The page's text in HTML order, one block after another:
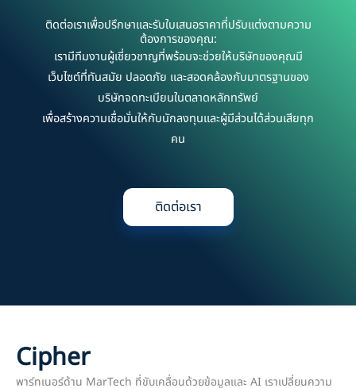
ติดต่อเราเพื่อปรึกษาและรับใบเสนอราคาที่ปรับแต่งตามความ
ต้องการของคุณ:
เรามีทีมงานผู้เชี่ยวชาญที่พร้อมจะช่วยให้บริษัทของคุณมี
เว็บไซต์ที่ทันสมัย ปลอดภัย และสอดคล้องกับมาตรฐานของ
บริษัทจดทะเบียนในตลาดหลักทรัพย์
เพื่อสร้างความเชื่อมั่นให้กับนักลงทุนและผู้มีส่วนได้ส่วนเสียทุก
คน
ติดต่อเรา
Cipher
พาร์ทเนอร์ด้าน MarTech ที่ขับเคลื่อนด้วยข้อมูลและ AI เราเปลี่ยนความ